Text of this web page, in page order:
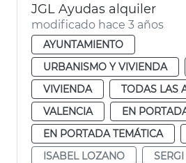
JGL Ayudas alquiler
modificado hace 3 años
AYUNTAMIENTO
URBANISMO Y VIVIENDA
VIVIENDA
TODAS LAS
VALENCIA
EN
EN PORTADA TEMÁTICA
ISABEL LOZANO